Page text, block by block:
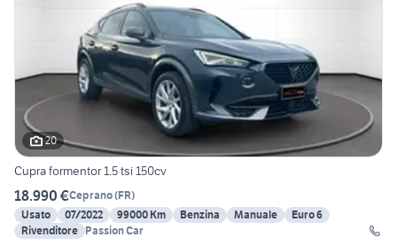
20
Cupra formentor 1.5 tsi 150cv
18.990 €Ceprano(FR)
Usato
07/2022 99000 Km Benzina Manuale
Euro 6
Rivenditore Passion Car